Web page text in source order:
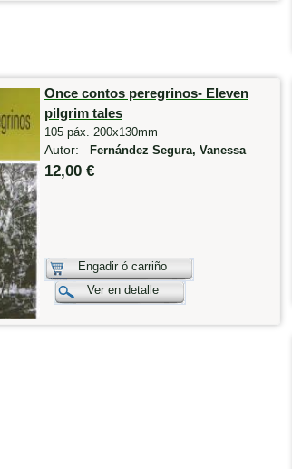
Once contos peregrinos- Eleven
pilgrim tales
105 páx. 200x130mm
Autor: Fernández Segura, Vanessa
12,00 €
Engadir ó carriño
Ver en detalle